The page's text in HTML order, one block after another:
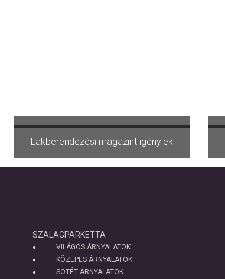
Lakberendezési magazint igénylek
SZALAGPARKETTA
VILÁGOS ÁRNYALATOK
KÖZEPES ÁRNYALATOK
SÖTÉT ÁRNYALATOK